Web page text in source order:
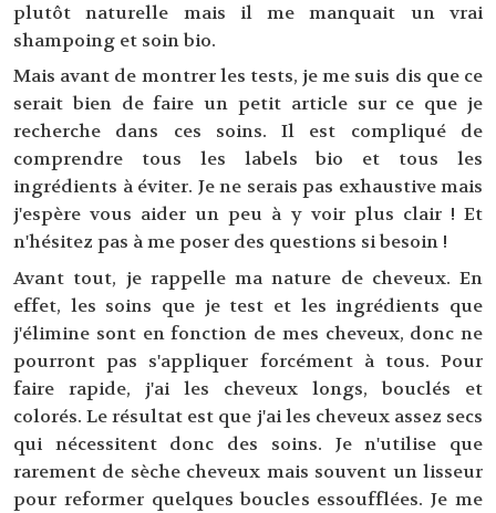
plutôt naturelle mais il me manquait un vrai
shampoing et soin bio.
Mais avant de montrer les tests, je me suis dis que ce
serait bien de faire un petit article sur ce que je
recherche dans ces soins. Il est compliqué de
comprendre tous les labels bio et tous les
ingrédients à éviter. Je ne serais pas exhaustive mais
j'espère vous aider un peu à y voir plus clair ! Et
n'hésitez pas à me poser des questions si besoin !
Avant tout, je rappelle ma nature de cheveux. En
effet, les soins que je test et les ingrédients que
j'élimine sont en fonction de mes cheveux, donc ne
pourront pas s'appliquer forcément à tous. Pour
faire rapide, j'ai les cheveux longs, bouclés et
colorés. Le résultat est que j'ai les cheveux assez secs
qui nécessitent donc des soins. Je n'utilise que
rarement de sèche cheveux mais souvent un lisseur
pour reformer quelques boucles essoufflées. Je me